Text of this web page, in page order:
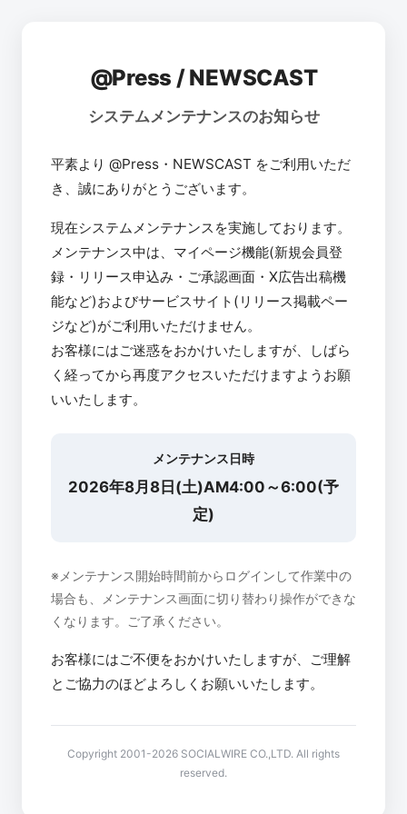
@Press / NEWSCAST
システムメンテナンスのお知らせ
平素より @Press・NEWSCAST をご利用いただ
き、誠にありがとうございます。
現在システムメンテナンスを実施しております。
メンテナンス中は、マイページ機能(新規会員登
録・リリース申込み・ご承認画面・X広告出稿機
能など)およびサービスサイト(リリース掲載ペー
ジなど)がご利用いただけません。
お客様にはご迷惑をおかけいたしますが、しばら
く経ってから再度アクセスいただけますようお願
いいたします。
メンテナンス日時
2026年8月8日(土)AM4:00～6:00(予
定)
※メンテナンス開始時間前からログインして作業中の
場合も、メンテナンス画面に切り替わり操作ができな
くなります。ご了承ください。
お客様にはご不便をおかけいたしますが、ご理解
とご協力のほどよろしくお願いいたします。
Copyright 2001-2026 SOCIALWIRE CO.,LTD. All rights
reserved.